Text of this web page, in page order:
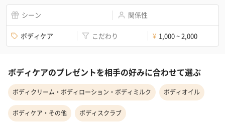
シーン 関係性
ボディケア こだわり ¥ 1,000 ~ 2,000
ボディケアのプレゼントを相手の好みに合わせて選ぶ
ボディクリーム・ボディローション・ボディミルク ボディオイル
ボディケア・その他 ボディスクラブ